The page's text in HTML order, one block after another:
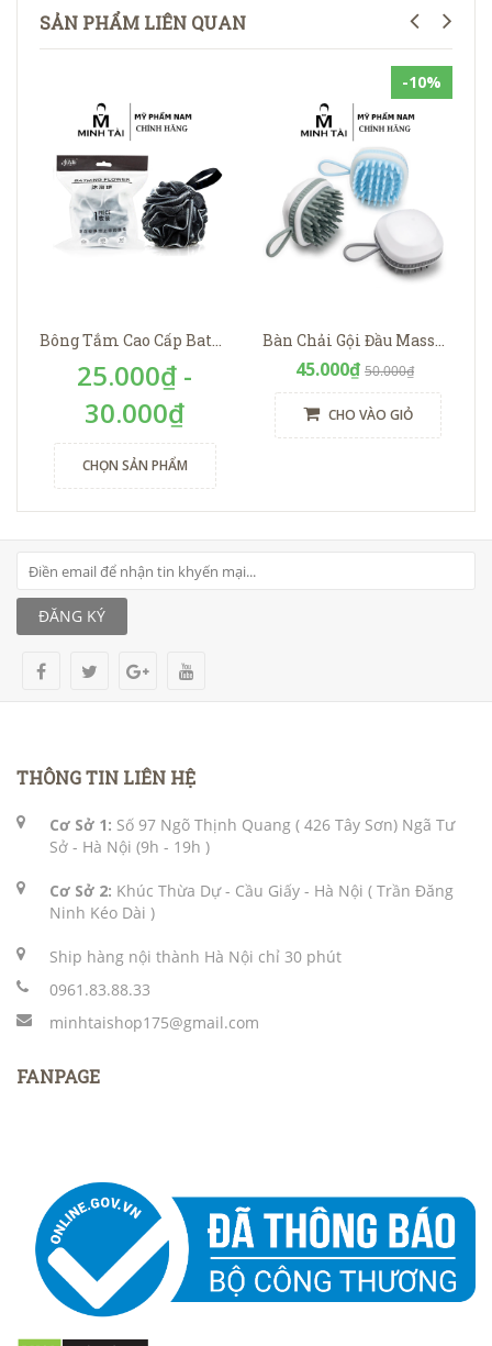
SẢN PHẨM LIÊN QUAN
Bông Tắm Cao Cấp Bathing Flower
25.000₫ -
30.000₫
CHỌN SẢN PHẨM
-10%
Bàn Chải Gội Đầu Massage Silicone Hình Vuông
45.000₫ 50.000₫
CHO VÀO GIỎ
ĐĂNG KÝ
THÔNG TIN LIÊN HỆ
Cơ Sở 1: Số 97 Ngõ Thịnh Quang ( 426 Tây Sơn) Ngã Tư
Sở - Hà Nội (9h - 19h )
Cơ Sở 2: Khúc Thừa Dự - Cầu Giấy - Hà Nội ( Trần Đăng
Ninh Kéo Dài )
Ship hàng nội thành Hà Nội chỉ 30 phút
0961.83.88.33
minhtaishop175@gmail.com
FANPAGE